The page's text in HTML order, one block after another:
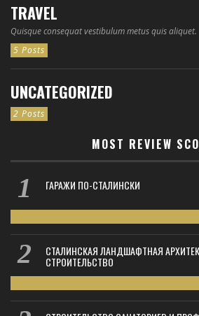
TRAVEL
Quisque consequat vestibulum metus quis aliquet.
5 Posts
UNCATEGORIZED
2 Posts
MOST REVIEW
ГАРАЖИ ПО-СТАЛИНСКИ
СТАЛИНСКАЯ ЛАНДШАФТНАЯ
СТРОИТЕЛЬСТВО